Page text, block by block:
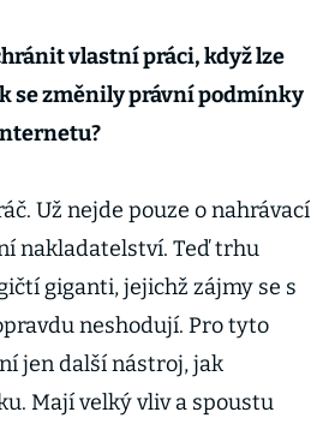
vlastní práci, když lze
se změnily právní podmínky
Už nejde pouze o nahrávací
nakladatelství. Teď trhu
giganti, jejichž zájmy se s
neshodují. Pro tyto
jen další nástroj, jak
Mají velký vliv a spoustu